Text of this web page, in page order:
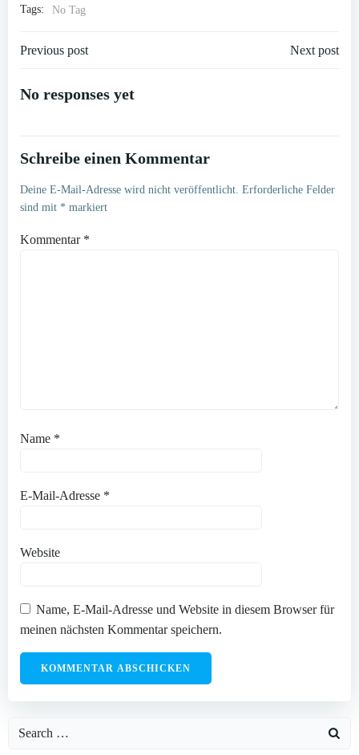
Tags:
No Tag
Post
navigation
Previous post Next post
No responses yet
Schreibe einen Kommentar
Deine E-Mail-Adresse wird nicht veröffentlicht. Erforderliche Felder
sind mit * markiert
Kommentar *
Name *
E-Mail-Adresse *
Website
Name, E-Mail-Adresse und Website in diesem Browser für
meinen nächsten Kommentar speichern.
Search